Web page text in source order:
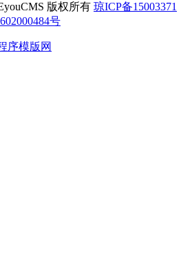
版权所有 琼ICP备15003371
号
序模版网